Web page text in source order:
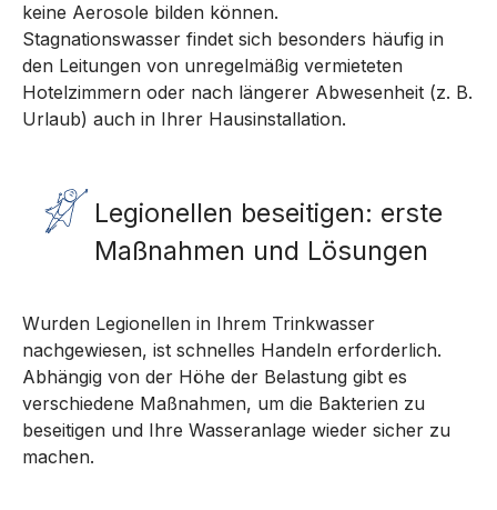
keine Aerosole bilden können.
Stagnationswasser findet sich besonders häufig in
den Leitungen von unregelmäßig vermieteten
Hotelzimmern oder nach längerer Abwesenheit (z. B.
Urlaub) auch in Ihrer Hausinstallation.
Legionellen beseitigen: erste
Maßnahmen und Lösungen
Wurden Legionellen in Ihrem Trinkwasser
nachgewiesen, ist schnelles Handeln erforderlich.
Abhängig von der Höhe der Belastung gibt es
verschiedene Maßnahmen, um die Bakterien zu
beseitigen und Ihre Wasseranlage wieder sicher zu
machen.